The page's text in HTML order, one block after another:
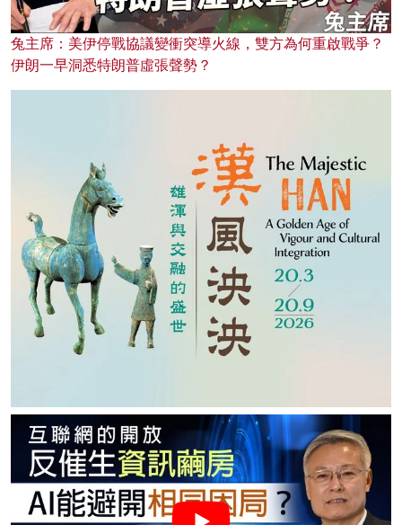
兔主席：美伊停戰協議變衝突導火線，雙方為何重啟戰爭？
伊朗一早洞悉特朗普虛張聲勢？